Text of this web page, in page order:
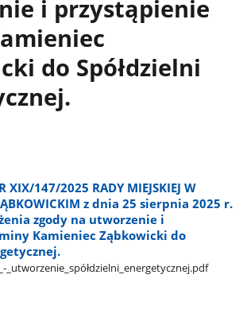
i przystąpienie
do Spółdzielni
XIX/147/2025 RADY MIEJSKIEJ W
z dnia 25 sierpnia 2025 r.
zgody na utworzenie i
Kamieniec Ząbkowicki do
​_utworzenie​_spółdzielni​_energetycznej.pdf